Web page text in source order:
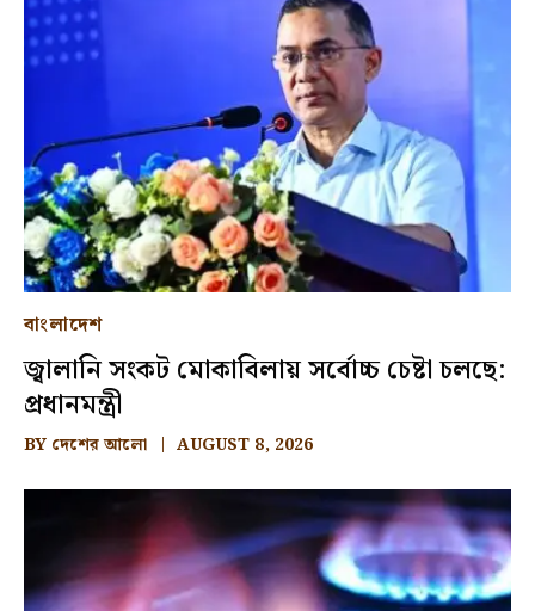
বাংলাদেশ
জ্বালানি সংকট মোকাবিলায় সর্বোচ্চ চেষ্টা চলছে:
প্রধানমন্ত্রী
BY দেশের আলো AUGUST 8, 2026